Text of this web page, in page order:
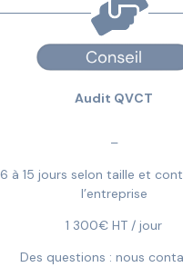
Audit QVCT
–
6 à 15 jours selon taille et
l’entreprise
1 300€ HT / jour
Des questions : nous